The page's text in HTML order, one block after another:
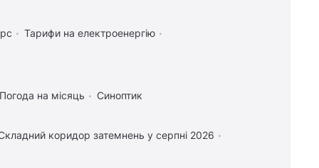
Тарифи на електроенергію
Погода на місяць Синоптик
коридор затемнень у серпні 2026